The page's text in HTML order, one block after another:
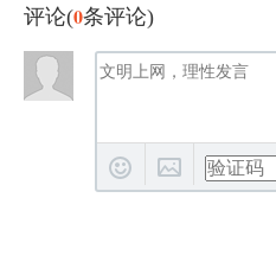
评论(0条评论)